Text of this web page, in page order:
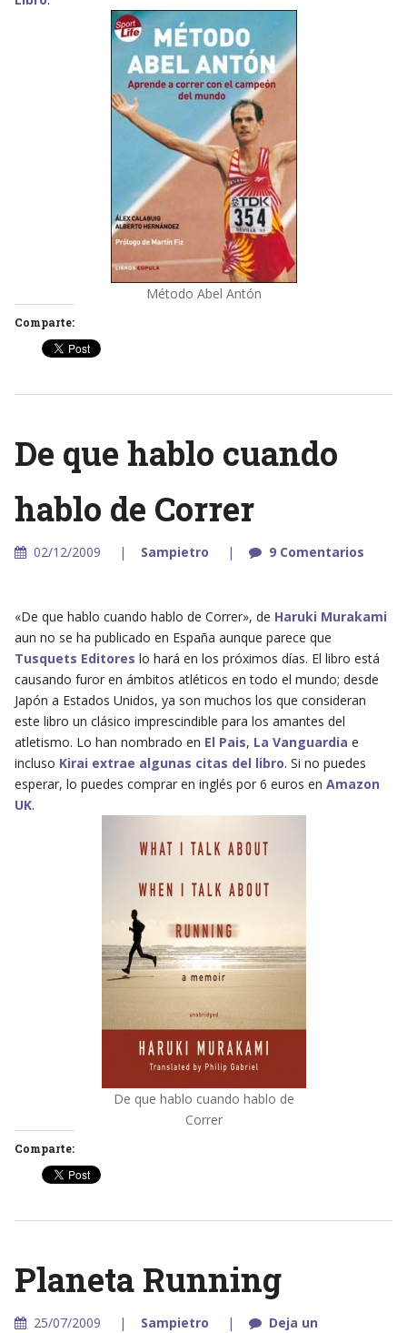
Método Abel Antón
Comparte:
De que hablo cuando
hablo de Correr
02/12/2009 Sampietro 9 Comentarios
«De que hablo cuando hablo de Correr», de Haruki Murakami
aun no se ha publicado en España aunque parece que
Tusquets Editores lo hará en los próximos días. El libro está
causando furor en ámbitos atléticos en todo el mundo; desde
Japón a Estados Unidos, ya son muchos los que consideran
este libro un clásico imprescindible para los amantes del
atletismo. Lo han nombrado en El Pais, La Vanguardia e
incluso Kirai extrae algunas citas del libro. Si no puedes
esperar, lo puedes comprar en inglés por 6 euros en Amazon
UK.
De que hablo cuando hablo de
Correr
Comparte:
Planeta Running
25/07/2009 Sampietro
Deja un